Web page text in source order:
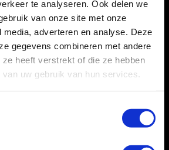
te analyseren. Ook delen we
van onze site met onze
adverteren en analyse. Deze
gegevens combineren met andere
ze heeft verstrekt of die ze hebben
uw gebruik van hun services.